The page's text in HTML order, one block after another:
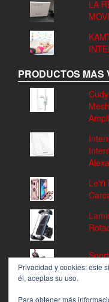
LA
PRODUCTOS MAS
LeYi
Privacidad y cookies: este
él, aceptas su uso.
Para obtener más